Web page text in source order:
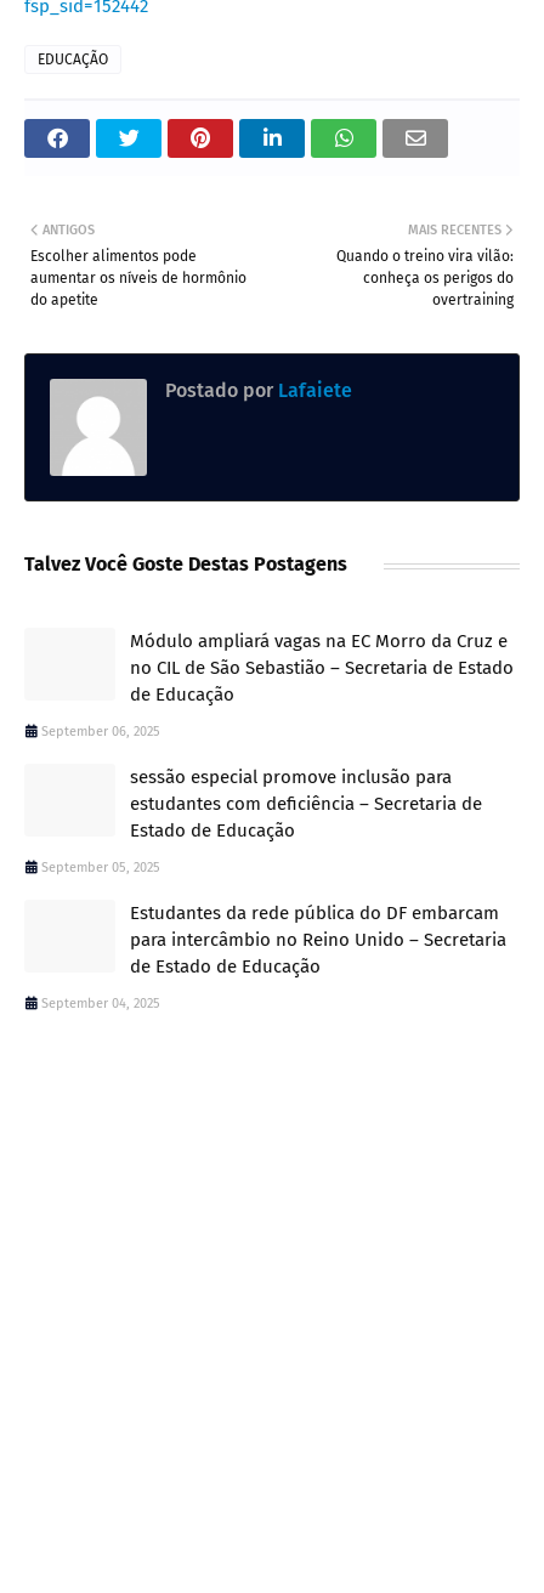
fsp_sid=152442
EDUCAÇÃO
MAIS RECENTES
Quando o treino vira vilão:
conheça os perigos do
overtraining
ANTIGOS
Escolher alimentos pode
aumentar os níveis de hormônio
do apetite
Postado por Lafaiete
Talvez Você Goste Destas Postagens
Módulo ampliará vagas na EC Morro da Cruz e
no CIL de São Sebastião – Secretaria de Estado
de Educação
September 06, 2025
sessão especial promove inclusão para
estudantes com deficiência – Secretaria de
Estado de Educação
September 05, 2025
Estudantes da rede pública do DF embarcam
para intercâmbio no Reino Unido – Secretaria
de Estado de Educação
September 04, 2025